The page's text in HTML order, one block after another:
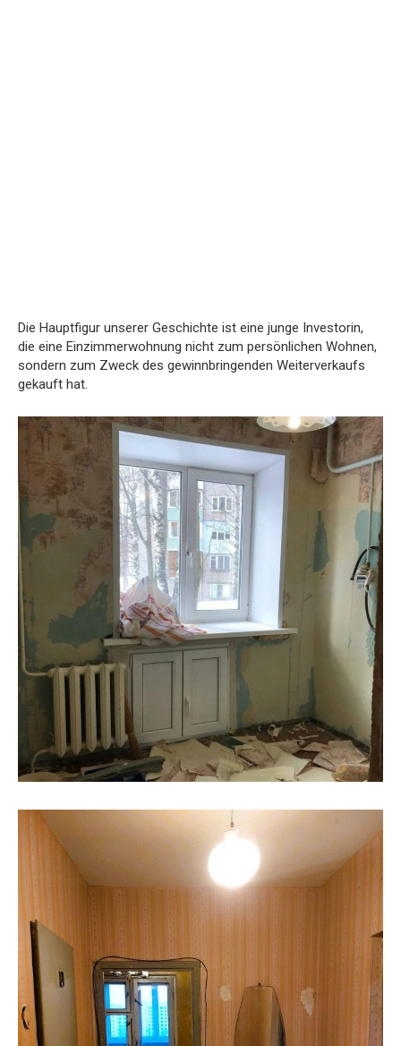
Die Hauptfigur unserer Geschichte ist eine junge Investorin,
die eine Einzimmerwohnung nicht zum persönlichen Wohnen,
sondern zum Zweck des gewinnbringenden Weiterverkaufs
gekauft hat.